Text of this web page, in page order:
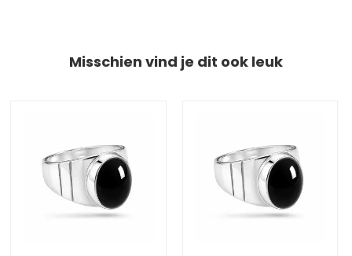
Misschien vind je dit ook leuk